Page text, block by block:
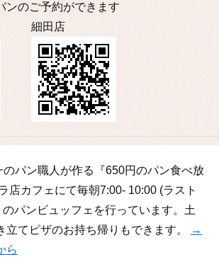
ンのご予約ができます
細田店
のパン職人が作る『650円のパン食べ放
店カフェにて毎朝7:00- 10:00 (ラスト
パンビュッフェを行っています。土
立てピザのお持ち帰りもできます。
→
ら